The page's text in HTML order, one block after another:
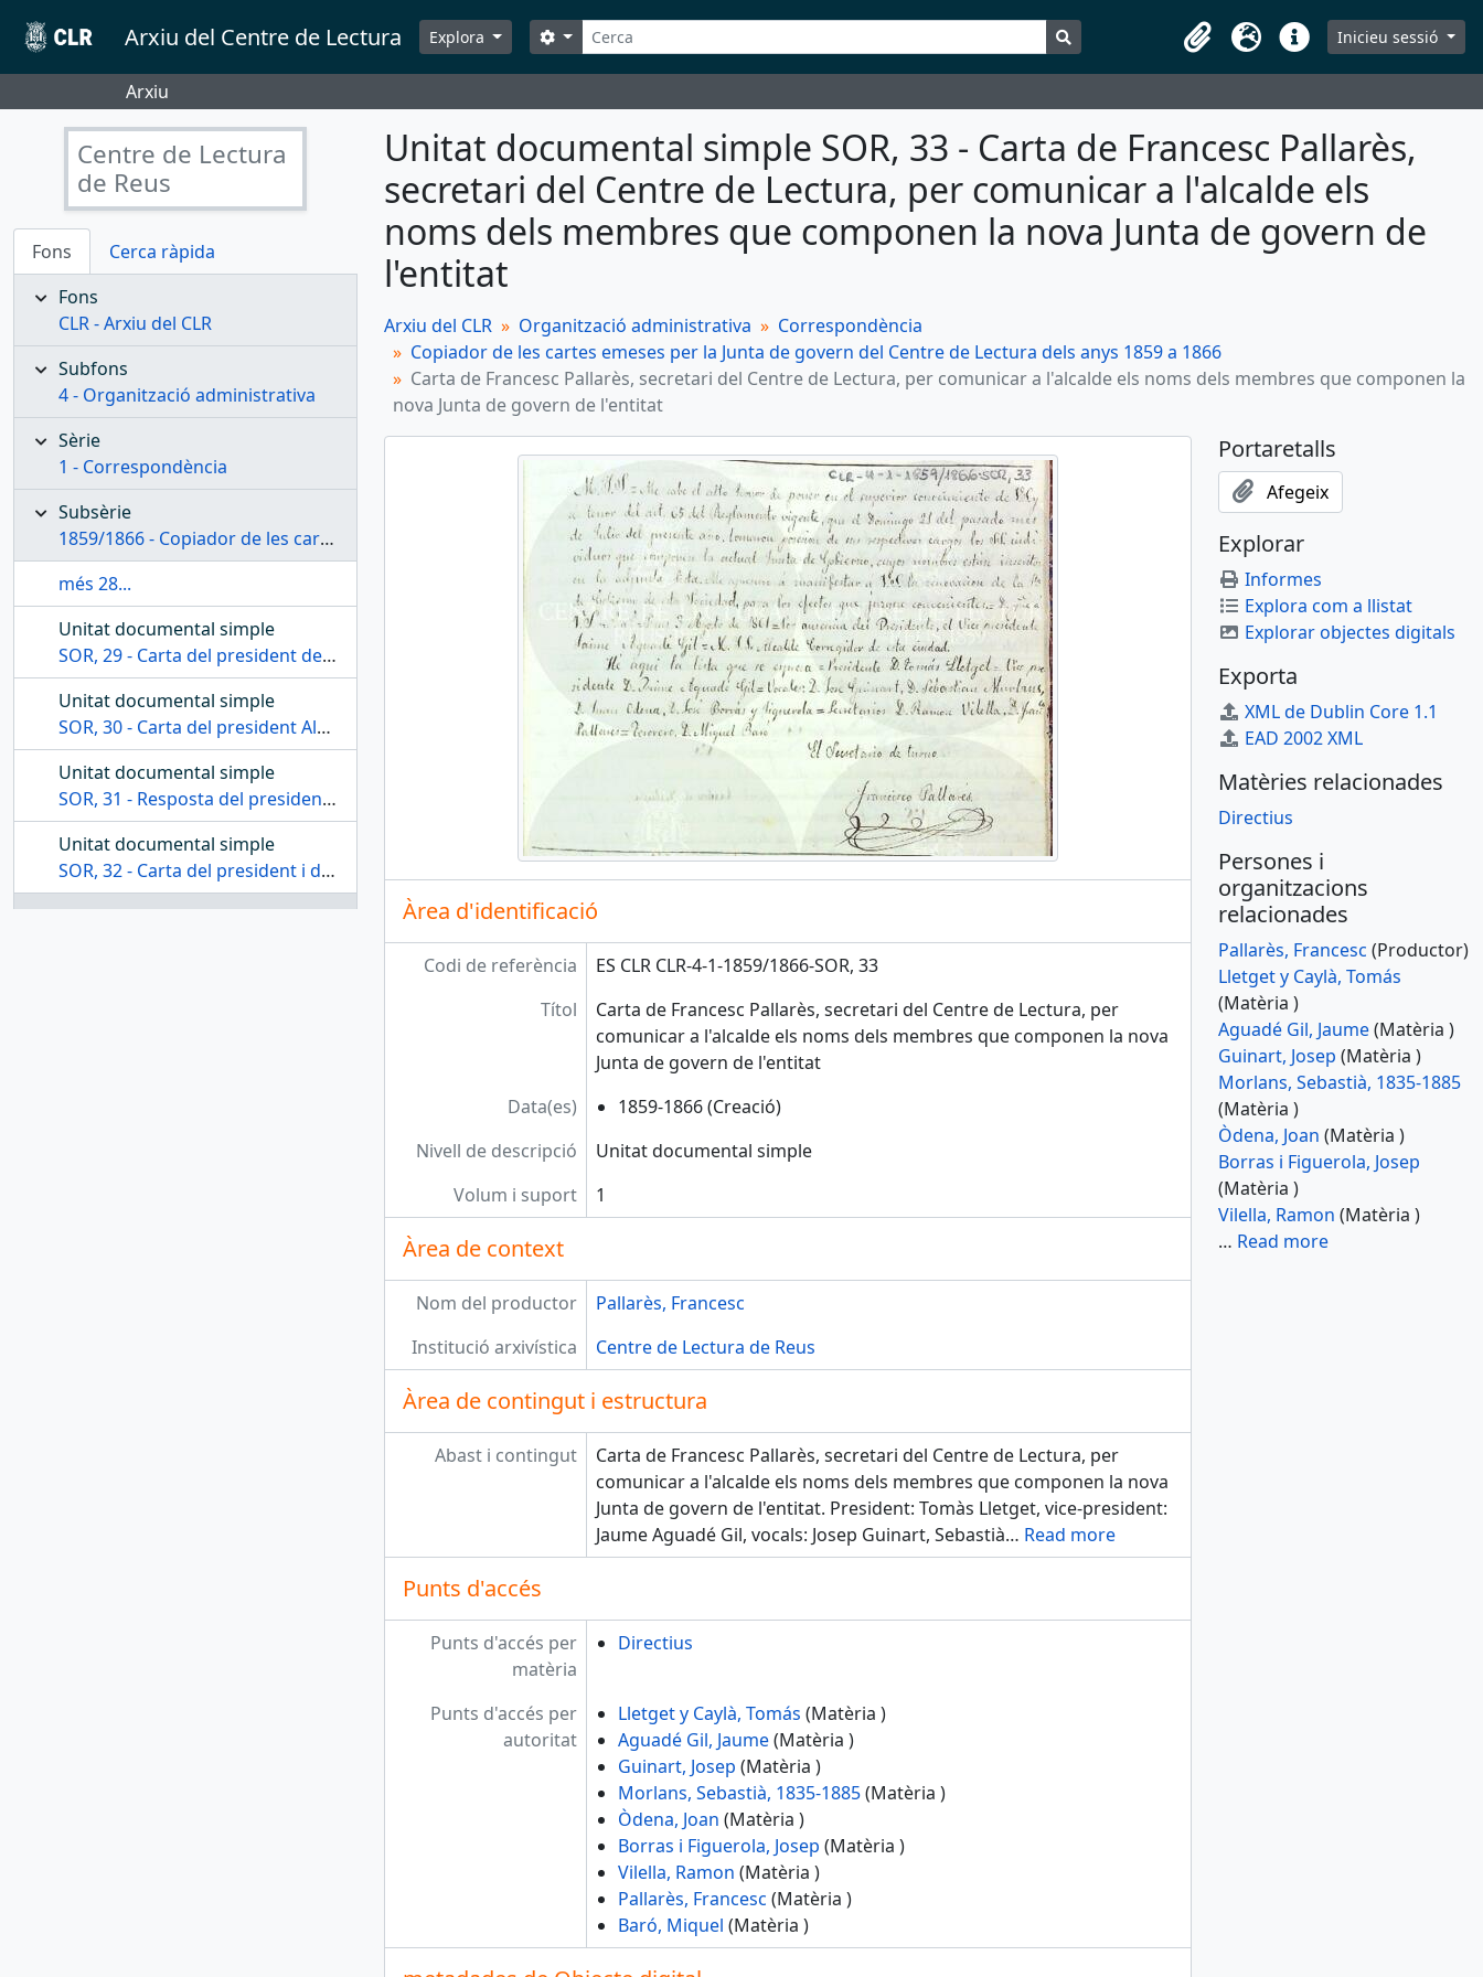
Skip to main content
Arxiu del Centre de Lectura Explora Cerca
Search options Search in browse page
Portaretalls
IdiomaDreceresInicieu sessió
Arxiu
Centre de Lectura
de Reus
Fons
Cerca ràpida
Fons
CLR - Arxiu del CLR
Subfons
4 - Organització administrativa
Sèrie
1 - Correspondència
Subsèrie
1859/1866 - Copiador de les cartes emeses per la Junta de govern del Centre de Lectura dels anys 1859 a 1866
més 28...
Unitat documental simple
SOR, 29 - Carta del president del Centre Alexandre García comunicant al governador de la província de Tarragona que s'ha acordat nomenar-lo soci honorari de l'entitat
Unitat documental simple
SOR, 30 - Carta del president Alexandre García a Víctor Balaguer comunicant que la Junta de Govern ha decidit nomenar-lo soci de mèrit de l'entitat
Unitat documental simple
SOR, 31 - Resposta del president i vicepresident del Centre de Lectura al governador de la província de Tarragona per informar de les subscripcions als diaris els quals va sol·licitar
Unitat documental simple
SOR, 32 - Carta del president i del secretari Centre de Lectura per comunicar a un soci que ha estat nomenat soci honorari de l'entitat
Unitat documental simple
Unitat documental simple SOR, 33 - Carta de Francesc Pallarès,
secretari del Centre de Lectura, per comunicar a l'alcalde els
noms dels membres que componen la nova Junta de govern de
l'entitat
Arxiu del CLR Organització administrativa
Correspondència
Copiador de les cartes emeses per la Junta de govern del Centre de Lectura dels anys 1859 a 1866
Carta de Francesc Pallarès, secretari del Centre de Lectura, per comunicar a l'alcalde els noms dels membres que componen la
nova Junta de govern de l'entitat
Àrea d'identificació
Codi de referència
ES CLR CLR-4-1-1859/1866-SOR, 33
Títol
Carta de Francesc Pallarès, secretari del Centre de Lectura, per
comunicar a l'alcalde els noms dels membres que componen la nova
Junta de govern de l'entitat
Data(es)
1859-1866 (Creació)
Nivell de descripció
Unitat documental simple
Volum i suport
1
Àrea de context
Nom del productor
Pallarès, Francesc
Institució arxivística
Centre de Lectura de Reus
Àrea de contingut i estructura
Abast i contingut
Carta de Francesc Pallarès, secretari del Centre de Lectura, per
comunicar a l'alcalde els noms dels membres que componen la nova
Junta de govern de l'entitat. President: Tomàs Lletget, vice-president:
Jaume Aguadé Gil, vocals: Josep Guinart, Sebastià… Read more
Punts d'accés
Punts d'accés per
matèria
Directius
Punts d'accés per
autoritat
Lletget y Caylà, Tomás (Matèria )
Aguadé Gil, Jaume(Matèria )
Guinart, Josep (Matèria )
Morlans, Sebastià, 1835-1885(Matèria )
Òdena, Joan (Matèria )
Borras i Figuerola, Josep (Matèria )
Vilella, Ramon (Matèria )
Pallarès, Francesc (Matèria )
Baró, Miquel (Matèria )
Portaretalls
Afegeix
Explorar
Informes
Explora com a llistat
Explorar objectes digitals
Exporta
XML de Dublin Core 1.1
EAD 2002 XML
Matèries relacionades
Directius
Persones i
organitzacions
relacionades
Pallarès, Francesc (Productor)
Lletget y Caylà, Tomás
(Matèria )
Aguadé Gil, Jaume(Matèria )
Guinart, Josep (Matèria )
Morlans, Sebastià, 1835-1885
(Matèria )
Òdena, Joan (Matèria )
Borras i Figuerola, Josep
(Matèria )
Vilella, Ramon (Matèria )
… Read more